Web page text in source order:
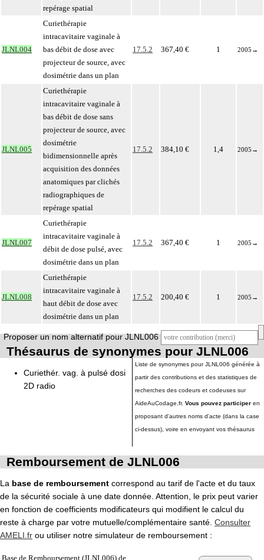
repérage spatial
JLNL004
Curiethérapie
intracavitaire vaginale à
bas débit de dose avec
projecteur de source, avec
dosimétrie dans un plan
17.5.2 367,40 € 1 2005 →
JLNL005
Curiethérapie
intracavitaire vaginale à
bas débit de dose sans
projecteur de source, avec
dosimétrie
bidimensionnelle après
acquisition des données
anatomiques par clichés
radiographiques de
repérage spatial
17.5.2 384,10 € 1,4 2005 →
JLNL007
Curiethérapie
intracavitaire vaginale à
débit de dose pulsé, avec
dosimétrie dans un plan
17.5.2 367,40 € 1 2005 →
JLNL008
Curiethérapie
intracavitaire vaginale à
haut débit de dose avec
dosimétrie dans un plan
17.5.2 200,40 € 1 2005 →
Proposer un nom alternatif pour JLNL006
Thésaurus de synonymes pour JLNL006
Curiethér. vag. à pulsé dosi
2D radio
Liste de synonymes pour JLNL006 générée à
partir des contributions et des statistiques de
recherches des codeurs et codeuses sur
AideAuCodage.fr. Vous pouvez participer en
proposant d'autres noms d'acte (dans la case
ci-dessus), voire en envoyant vos thésaurus
Remboursement de JLNL006
La base de remboursement correspond au tarif de l'acte et du taux
de la sécurité sociale à une date donnée. Attention, le prix peut varier
en fonction de coefficients modificateurs qui modifient le calcul du
reste à charge par votre mutuelle/complémentaire santé. Consulter
AMELI.fr ou utiliser notre simulateur de remboursement :
Base de Remboursement (JLNL006) de